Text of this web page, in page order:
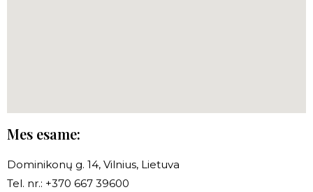
Mes esame:
Dominikonų g. 14, Vilnius, Lietuva
Tel. nr.: +370 667 39600